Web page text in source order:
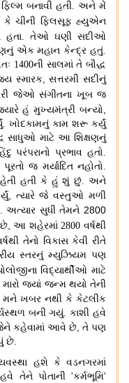
બનાવી હતી. અને મેં
કે ચીની ફિલસૂફ હ્યુએન
હતા. તેઓ ઘણી સદીઓ
એક મહાન કેન્દ્ર હતું.
1400ની સાલમાં તે બૌદ્ધ
સ્મારક,સત્તરમી સદીનું
જેઓ સંગીતના ખૂબ જ
હું મુખ્યમંત્રી બન્યો,
. ખોદકામનું કામ શરૂ કર્યું
સાધુઓ માટે આ શિક્ષણનું
પરંપરાનો પ્રભાવ હતો.
જ મર્યાદિત નહોતો.
હતી કે હું શું છું.અને
, ત્યારે જે વસ્તુઓ મળી
.અત્યાર સુધી તેમને2800
,આ શહેરમાં2800 વર્ષથી
તેનો વિકાસ કેવી રીતે
સ્તરનું મ્યુઝિયમ પણ
વિદ્યાર્થીઓ માટે
મારો જ્યાં જન્મ થયો તેની
મને ખબર નથી કે કેટલીક
બની ગયું.કાશી હવે
કહેવામાં આવે છે, તે પણ
છે.
હશે કે વડનગરમાં
તેને પોતાની 'કર્મભૂમિ'